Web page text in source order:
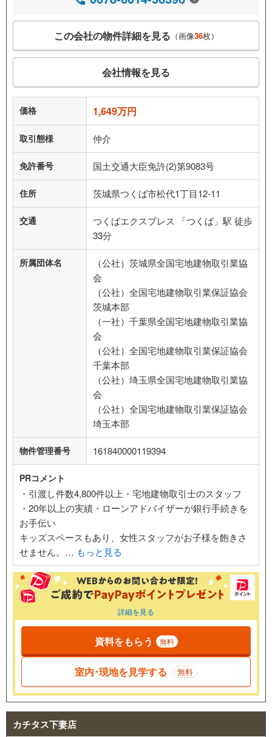
この会社の物件詳細を見る （画像36枚）
会社情報を見る
価格 1,649万円
取引態様 仲介
免許番号 国土交通大臣免許(2)第9083号
住所 茨城県つくば市松代1丁目12-11
交通
つくばエクスプレス 「つくば」駅 徒歩
33分
所属団体名
（公社）茨城県全国宅地建物取引業協
会
（公社）全国宅地建物取引業保証協会
茨城本部
（一社）千葉県全国宅地建物取引業協
会
（公社）全国宅地建物取引業保証協会
千葉本部
（公社）埼玉県全国宅地建物取引業協
会
（公社）全国宅地建物取引業保証協会
埼玉本部
物件管理番号 161840000119394
PRコメント
・引渡し件数4,800件以上・宅地建物取引士のスタッフ
・20年以上の実績・ローンアドバイザーが銀行手続きを
お手伝い
キッズスペースもあり、女性スタッフがお子様を飽きさ
せません。… もっと見る
詳細を見る
資料をもらう 無料
室内･現地を見学する 無料
カチタス下妻店